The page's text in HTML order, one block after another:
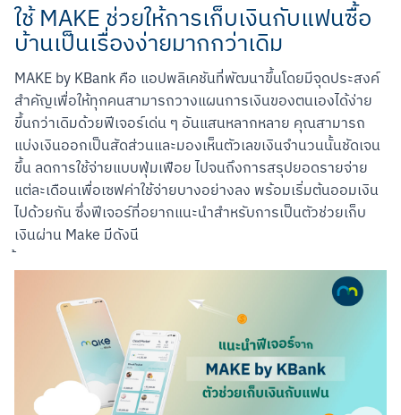
ใช้ MAKE ช่วยให้การเก็บเงินกับแฟนซื้อ
บ้านเป็นเรื่องง่ายมากกว่าเดิม
MAKE by KBank คือ แอปพลิเคชันที่พัฒนาขึ้นโดยมีจุดประสงค์
สำคัญเพื่อให้ทุกคนสามารถวางแผนการเงินของตนเองได้ง่าย
ขึ้นกว่าเดิมด้วยฟีเจอร์เด่น ๆ อันแสนหลากหลาย คุณสามารถ
แบ่งเงินออกเป็นสัดส่วนและมองเห็นตัวเลขเงินจำนวนนั้นชัดเจน
ขึ้น ลดการใช้จ่ายแบบฟุ่มเฟือย ไปจนถึงการสรุปยอดรายจ่าย
แต่ละเดือนเพื่อเซฟค่าใช้จ่ายบางอย่างลง พร้อมเริ่มต้นออมเงิน
ไปด้วยกัน ซึ่งฟีเจอร์ที่อยากแนะนำสำหรับการเป็นตัวช่วยเก็บ
เงินผ่าน Make มีดังนี